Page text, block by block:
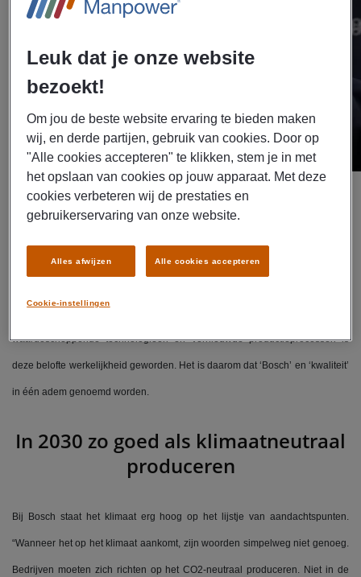
Producten met een korte levensduur, dat is iets waar ze bij Bosch een hekel
waardescheppende technologieën en vernieuwde productieprocessen is
deze belofte werkelijkheid geworden. Het is daarom dat ‘Bosch’ en ‘kwaliteit’
in één adem genoemd worden.
In 2030 zo goed als klimaatneutraal
produceren
Bij Bosch staat het klimaat erg hoog op het lijstje van aandachtspunten.
“Wanneer het op het klimaat aankomt, zijn woorden simpelweg niet genoeg.
Bedrijven moeten zich richten op het CO2-neutraal produceren. Niet in de
Leuk dat je onze website
bezoekt!
Om jou de beste website ervaring te bieden maken
wij, en derde partijen, gebruik van cookies. Door op
"Alle cookies accepteren" te klikken, stem je in met
het opslaan van cookies op jouw apparaat. Met deze
cookies verbeteren wij de prestaties en
gebruikerservaring van onze website.
Cookie-instellingen
Alles afwijzen Alle cookies accepteren